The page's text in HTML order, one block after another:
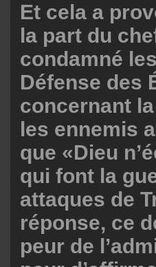
Et cela a
la part du
condamné
Défense des
concernant
les ennemis
que «Dieu
qui font la
attaques de
réponse, ce
peur de